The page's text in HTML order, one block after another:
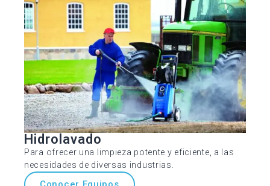
Hidrolavado
Para ofrecer una limpieza potente y eficiente, a las
necesidades de diversas industrias.